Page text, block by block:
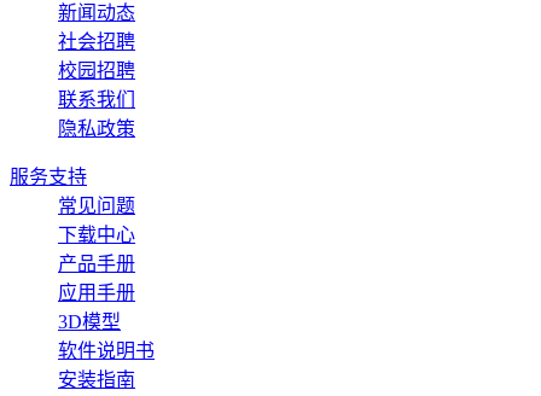
新闻动态
社会招聘
校园招聘
联系我们
隐私政策
服务支持
常见问题
下载中心
产品手册
应用手册
3D模型
软件说明书
安装指南